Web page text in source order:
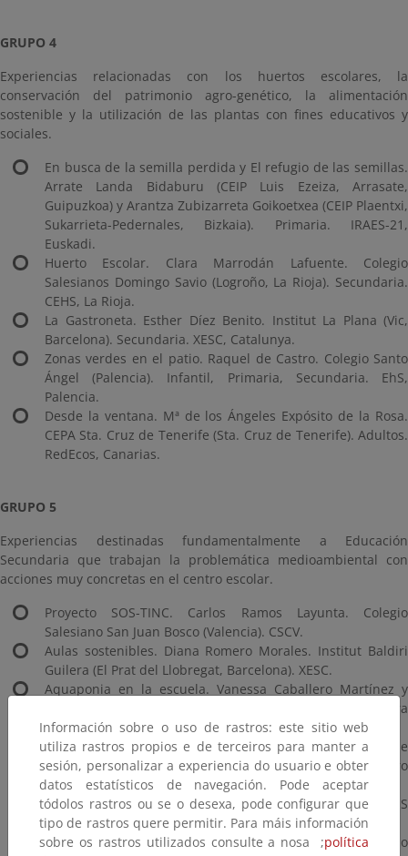
GRUPO 4
Experiencias relacionadas con los huertos escolares, la
conservación del patrimonio agro-genético, la alimentación
sostenible y la utilización de las plantas con fines educativos y
sociales.
En busca de la semilla perdida y El refugio de las semillas.
Arrate Landa Bidaburu (CEIP Luis Ezeiza, Arrasate,
Guipuzkoa) y Arantza Zubizarreta Goikoetxea (CEIP Plaentxi,
Sukarrieta-Pedernales, Bizkaia). Primaria. IRAES-21,
Euskadi.
Huerto Escolar. Clara Marrodán Lafuente. Colegio
Salesianos Domingo Savio (Logroño, La Rioja). Secundaria.
CEHS, La Rioja.
La Gastroneta. Esther Díez Benito. Institut La Plana (Vic,
Barcelona). Secundaria. XESC, Catalunya.
Zonas verdes en el patio. Raquel de Castro. Colegio Santo
Ángel (Palencia). Infantil, Primaria, Secundaria. EhS,
Palencia.
Desde la ventana. Mª de los Ángeles Expósito de la Rosa.
CEPA Sta. Cruz de Tenerife (Sta. Cruz de Tenerife). Adultos.
RedEcos, Canarias.
GRUPO 5
Experiencias destinadas fundamentalmente a Educación
Secundaria que trabajan la problemática medioambiental con
acciones muy concretas en el centro escolar.
Proyecto SOS-TINC. Carlos Ramos Layunta. Colegio
Salesiano San Juan Bosco (Valencia). CSCV.
Aulas sostenibles. Diana Romero Morales. Institut Baldiri
Guilera (El Prat del Llobregat, Barcelona). XESC.
Aquaponia en la escuela. Vanessa Caballero Martínez y
Lydia Fraga. Escola d'Educació Especialitzada La Sagrera
(Barcelona). XESC.
IV Semana de la movilidad de Egibide. Eduardo Ochoa de
Aspuru Gutiérrez. Fundación Diocesanas-Jesús Obrero
Fundazioa (EGIBIDE) (Vitoria-Gasteiz). IRAES 21.
El aceite se convierte en jabón. Antonio Cilleros Conde. IES
Cruce de Arinaga (Las Palmas de Gran Canaria). RedEcos.
Proyecto 50/50. Miguel Ángel Jiménez Olivares. Colegio
Información sobre o uso de rastros: este sitio web
utiliza rastros propios e de terceiros para manter a
sesión, personalizar a experiencia do usuario e obter
datos estatísticos de navegación. Pode aceptar
tódolos rastros ou se o desexa, pode configurar que
tipo de rastros quere permitir. Para máis información
sobre os rastros utilizados consulte a nosa ;política